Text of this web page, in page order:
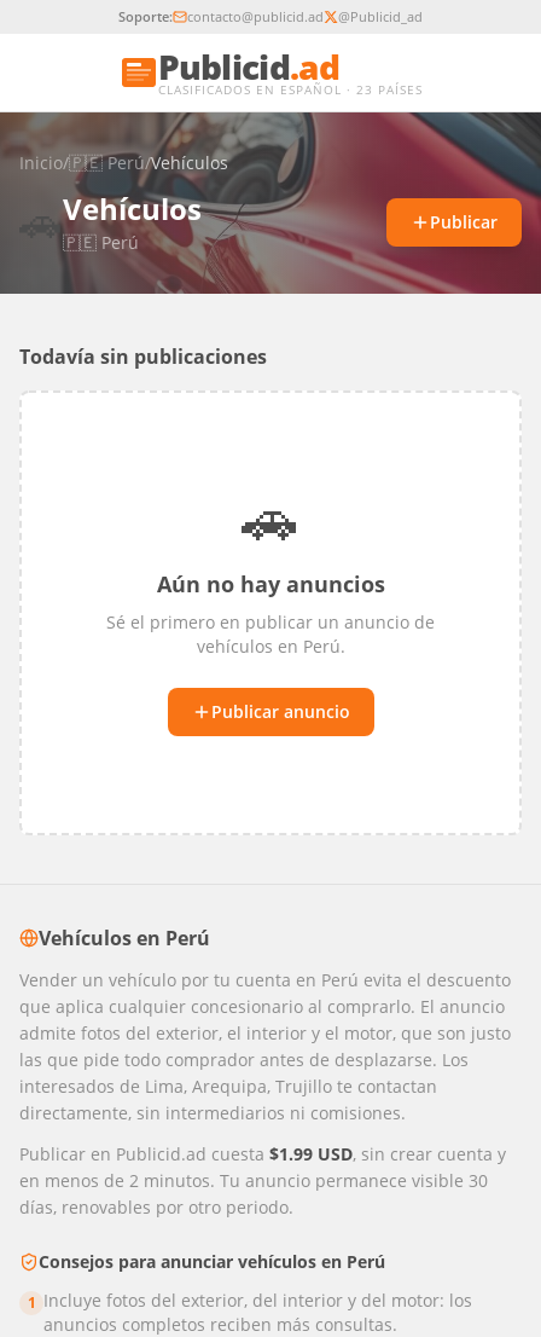
Soporte: contacto@publicid.ad @Publicid_ad
Publicid.ad
CLASIFICADOS EN ESPAÑOL · 23 PAÍSES
Inicio/🇵🇪 Perú/Vehículos
🚗Vehículos
🇵🇪 Perú
Publicar
Todavía sin publicaciones
🚗
Aún no hay anuncios
Sé el primero en publicar un anuncio de
vehículos en Perú.
Publicar anuncio
Vehículosen Perú
Vender un vehículo por tu cuenta en Perú evita el descuento
que aplica cualquier concesionario al comprarlo. El anuncio
admite fotos del exterior, el interior y el motor, que son justo
las que pide todo comprador antes de desplazarse. Los
interesados de Lima, Arequipa, Trujillo te contactan
directamente, sin intermediarios ni comisiones.
Publicar en Publicid.ad cuesta $1.99 USD, sin crear cuenta y
en menos de 2 minutos. Tu anuncio permanece visible 30
días, renovables por otro periodo.
Consejos para anunciar vehículos en Perú
1 Incluye fotos del exterior, del interior y del motor: los
anuncios completos reciben más consultas.